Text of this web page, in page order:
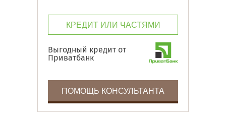
КРЕДИТ ИЛИ ЧАСТЯМИ
Выгодный кредит от
Приватбанк
ПОМОЩЬ КОНСУЛЬТАНТА